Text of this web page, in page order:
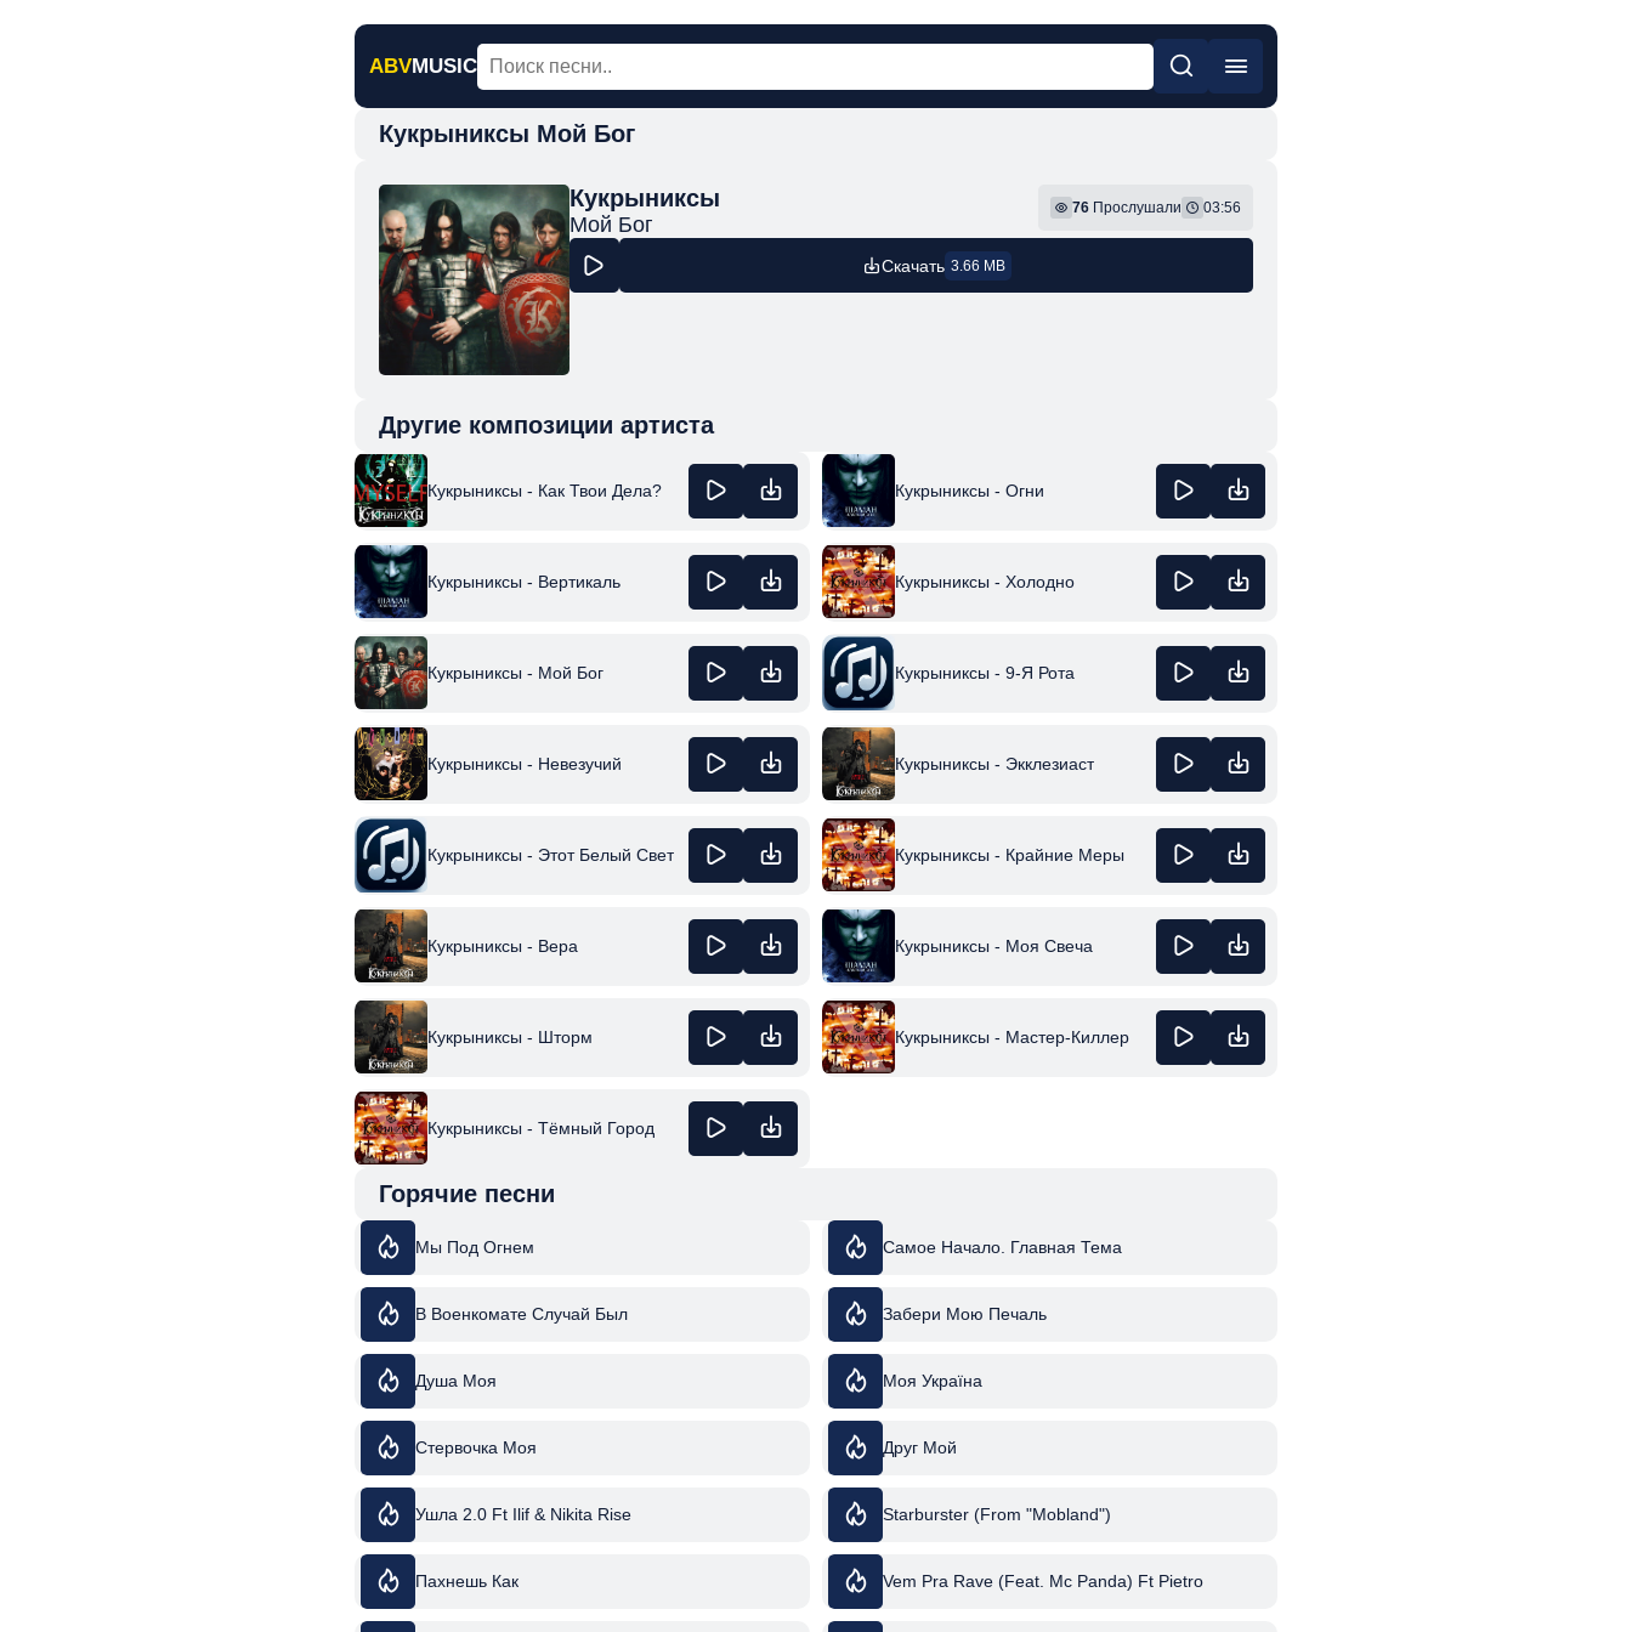
ABVMUSIC
Кукрыниксы Мой Бог
Кукрыниксы
Мой Бог
76 Прослушали 03:56
Скачать 3.66 MB
Другие композиции артиста
Кукрыниксы - Как Твои Дела? Кукрыниксы - Огни
Кукрыниксы - Вертикаль Кукрыниксы - Холодно
Кукрыниксы - Мой Бог Кукрыниксы - 9-Я Рота
Кукрыниксы - Невезучий Кукрыниксы - Экклезиаст
Кукрыниксы - Этот Белый Свет Кукрыниксы - Крайние Меры
Кукрыниксы - Вера Кукрыниксы - Моя Свеча
Кукрыниксы - Шторм Кукрыниксы - Мастер-Киллер
Кукрыниксы - Тёмный Город
Горячие песни
Мы Под Огнем Самое Начало. Главная Тема
В Военкомате Случай Был Забери Мою Печаль
Душа Моя Моя Україна
Стервочка Моя Друг Мой
Ушла 2.0 Ft Ilif & Nikita Rise Starburster (From "Mobland")
Пахнешь Как Vem Pra Rave (Feat. Mc Panda) Ft Pietro